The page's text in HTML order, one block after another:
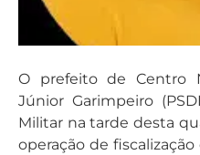
O prefeito de Centro
Júnior Garimpeiro
Militar na tarde desta
operação de